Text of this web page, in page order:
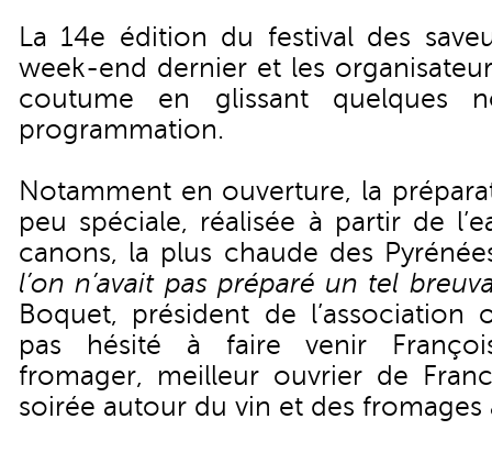
La 14e édition du festival des
week-end dernier et les
coutume en glissant quelques
programmation.
Notamment en ouverture, la
peu spéciale, réalisée à partir de
canons, la plus chaude des
l’on n’avait pas préparé un tel
Boquet, président de l’association
pas hésité à faire venir
fromager, meilleur ouvrier de
soirée autour du vin et des fromages